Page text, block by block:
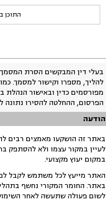
התוכן
בעלי דין המבקשים הסרת
להליך, מספרו וקישור למסמך.
מפורסמים כדין ובאישור
הפרסום, ההחלטה להסירו
הודעה
באתר זה הושקעו מאמצים רבים
לעיין במקור עצמו ולא להסתפק
במקום יעוץ מקצועי.
האתר מייעץ לכל משתמש לקבל
באתר. החומר המקורי נחשף
לשום פעולה שתעשה לאחר